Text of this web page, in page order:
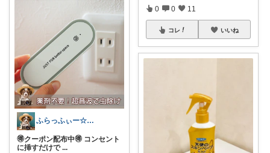
ふらっふぃー☆ナチュラルな暮らし☆
🉐クーポン配布中🉐 コンセント
に挿すだけで ...
0 0 11
コレ いいね